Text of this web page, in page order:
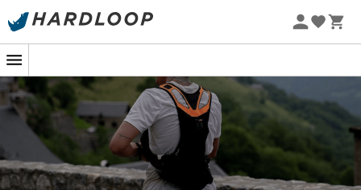
Promos d'été 🔥 -5 % EXTRA dès 2 produits* code Summer5